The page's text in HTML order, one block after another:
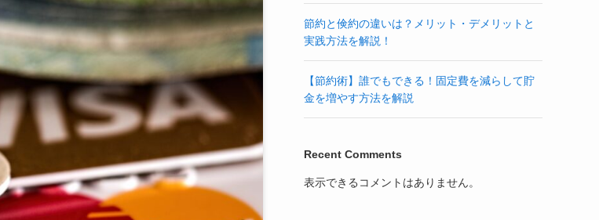
節約と倹約の違いは？メリット・デメリットと
実践方法を解説！
【節約術】誰でもできる！固定費を減らして貯
金を増やす方法を解説
Recent Comments
表示できるコメントはありません。